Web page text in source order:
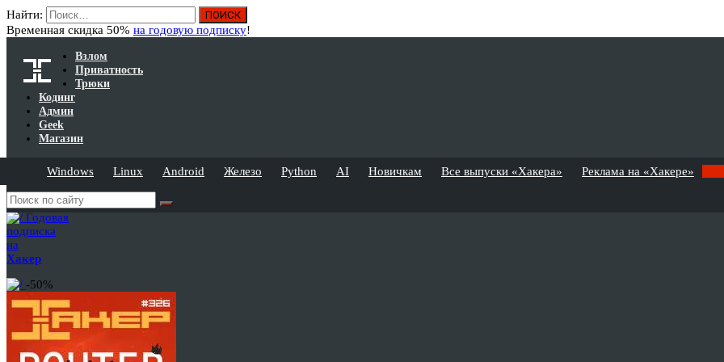
Найти:
Временная скидка 50% на годовую подписку!
Взлом
Приватность
Трюки
Кодинг
Админ
Geek
Магазин
Windows Linux Android Железо Python AI Новичкам Все выпуски «Хакера» Реклама на «Хакере»
Годовая
подписка
на
Хакер
-50%